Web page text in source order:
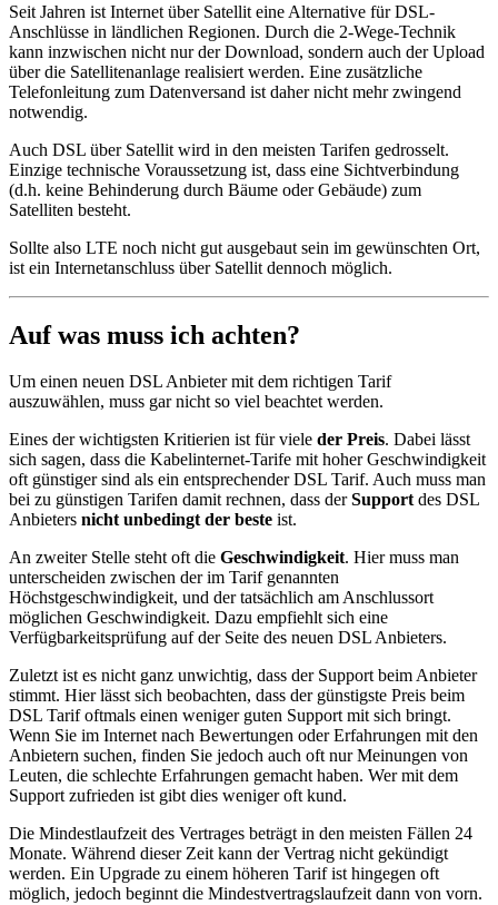
Seit Jahren ist Internet über Satellit eine Alternative für DSL-
Anschlüsse in ländlichen Regionen. Durch die 2-Wege-Technik
kann inzwischen nicht nur der Download, sondern auch der Upload
über die Satellitenanlage realisiert werden. Eine zusätzliche
Telefonleitung zum Datenversand ist daher nicht mehr zwingend
notwendig.
Auch DSL über Satellit wird in den meisten Tarifen gedrosselt.
Einzige technische Voraussetzung ist, dass eine Sichtverbindung
(d.h. keine Behinderung durch Bäume oder Gebäude) zum
Satelliten besteht.
Sollte also LTE noch nicht gut ausgebaut sein im gewünschten Ort,
ist ein Internetanschluss über Satellit dennoch möglich.
Auf was muss ich achten?
Um einen neuen DSL Anbieter mit dem richtigen Tarif
auszuwählen, muss gar nicht so viel beachtet werden.
Eines der wichtigsten Kritierien ist für viele der Preis. Dabei lässt
sich sagen, dass die Kabelinternet-Tarife mit hoher Geschwindigkeit
oft günstiger sind als ein entsprechender DSL Tarif. Auch muss man
bei zu günstigen Tarifen damit rechnen, dass derSupportdes DSL
Anbieters nicht unbedingt der beste ist.
An zweiter Stelle steht oft die Geschwindigkeit. Hier muss man
unterscheiden zwischen der im Tarif genannten
Höchstgeschwindigkeit, und der tatsächlich am Anschlussort
möglichen Geschwindigkeit. Dazu empfiehlt sich eine
Verfügbarkeitsprüfung auf der Seite des neuen DSL Anbieters.
Zuletzt ist es nicht ganz unwichtig, dass der Support beim Anbieter
stimmt. Hier lässt sich beobachten, dass der günstigste Preis beim
DSL Tarif oftmals einen weniger guten Support mit sich bringt.
Wenn Sie im Internet nach Bewertungen oder Erfahrungen mit den
Anbietern suchen, finden Sie jedoch auch oft nur Meinungen von
Leuten, die schlechte Erfahrungen gemacht haben. Wer mit dem
Support zufrieden ist gibt dies weniger oft kund.
Die Mindestlaufzeit des Vertrages beträgt in den meisten Fällen 24
Monate. Während dieser Zeit kann der Vertrag nicht gekündigt
werden. Ein Upgrade zu einem höheren Tarif ist hingegen oft
möglich, jedoch beginnt die Mindestvertragslaufzeit dann von vorn.